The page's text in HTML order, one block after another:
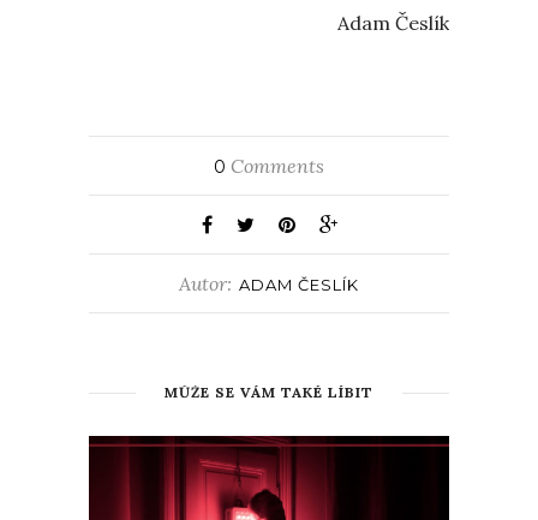
Adam Česlík
0 Comments
Autor: ADAM ČESLÍK
MŮŽE SE VÁM TAKÉ LÍBIT